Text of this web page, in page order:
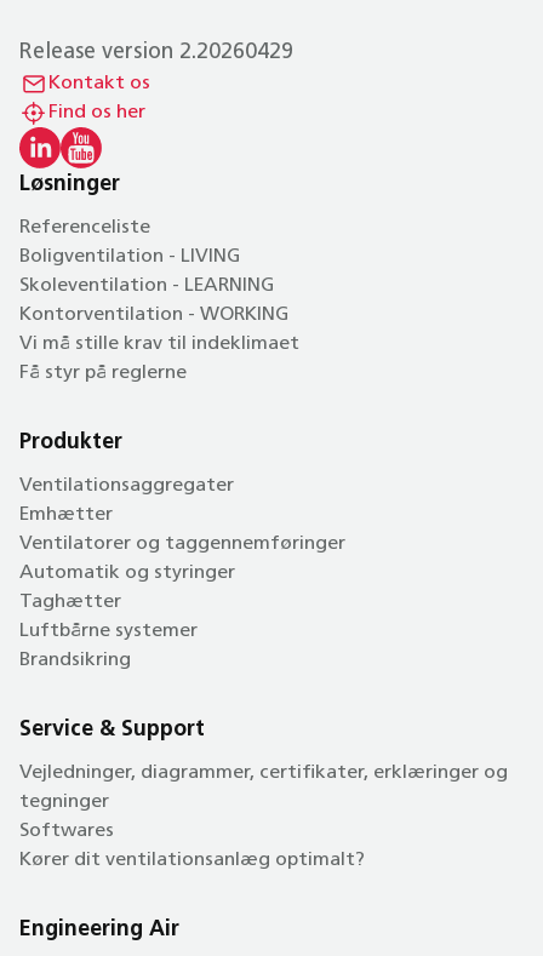
Release version 2.20260429
Kontakt os
Find os her
Løsninger
Referenceliste
Boligventilation - LIVING
Skoleventilation - LEARNING
Kontorventilation - WORKING
Vi må stille krav til indeklimaet
Få styr på reglerne
Produkter
Ventilationsaggregater
Emhætter
Ventilatorer og taggennemføringer
Automatik og styringer
Taghætter
Luftbårne systemer
Brandsikring
Service & Support
Vejledninger, diagrammer, certifikater, erklæringer og
tegninger
Softwares
Kører dit ventilationsanlæg optimalt?
Engineering Air